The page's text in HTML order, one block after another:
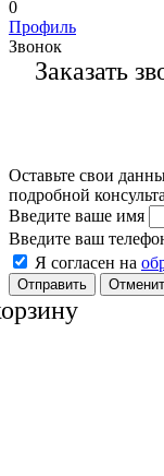
0
Профиль
Звонок
Заказать
Оставьте свои
подробной
Введите ваше имя
Введите ваш
Я согласен на